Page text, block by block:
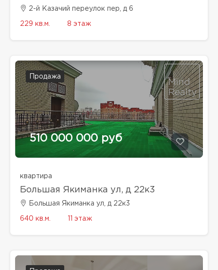
2-й Казачий переулок пер, д 6
229 кв.м. 8 этаж
Продажа
510 000 000 руб
квартира
Большая Якиманка ул, д 22к3
Большая Якиманка ул, д 22к3
640 кв.м. 11 этаж